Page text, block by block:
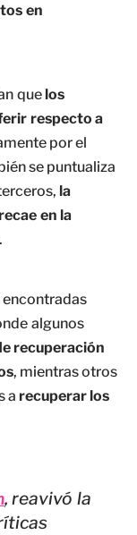
en
quelos
respecto a
por el
se puntualiza
la
en la
.
encontradas
algunos
recuperación
, mientras otros
arecuperar los
, reavivó la